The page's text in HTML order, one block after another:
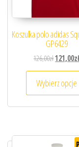
Koszulka polo adidas
GP6429
126,00zł121,00
Wybierz opcje